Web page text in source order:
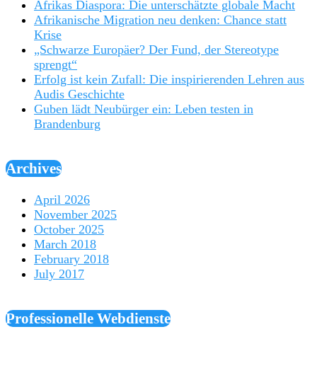
Afrikas Diaspora: Die unterschätzte globale Macht
Afrikanische Migration neu denken: Chance statt
Krise
„Schwarze Europäer? Der Fund, der Stereotype
sprengt“
Erfolg ist kein Zufall: Die inspirierenden Lehren aus
Audis Geschichte
Guben lädt Neubürger ein: Leben testen in
Brandenburg
Archives
April 2026
November 2025
October 2025
March 2018
February 2018
July 2017
Professionelle Webdienste